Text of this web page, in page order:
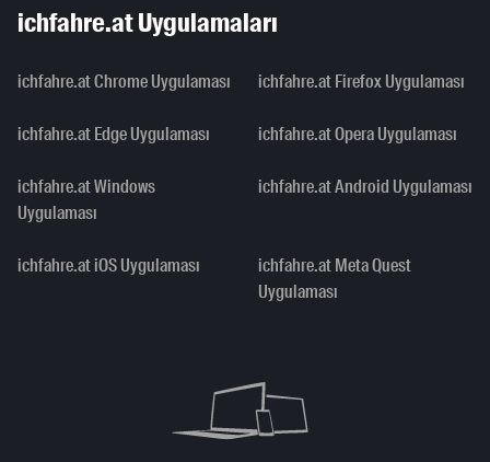
ichfahre.at Uygulamaları
ichfahre.at Chrome Uygulaması ichfahre.at Firefox Uygulaması
ichfahre.at Edge Uygulaması ichfahre.at Opera Uygulaması
ichfahre.at Windows
Uygulaması
ichfahre.at Android Uygulaması
ichfahre.at iOS Uygulaması
ichfahre.at Meta Quest
Uygulaması